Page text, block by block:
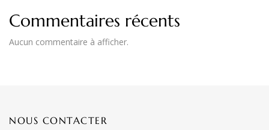
Commentaires récents
Aucun commentaire à afficher.
NOUS CONTACTER